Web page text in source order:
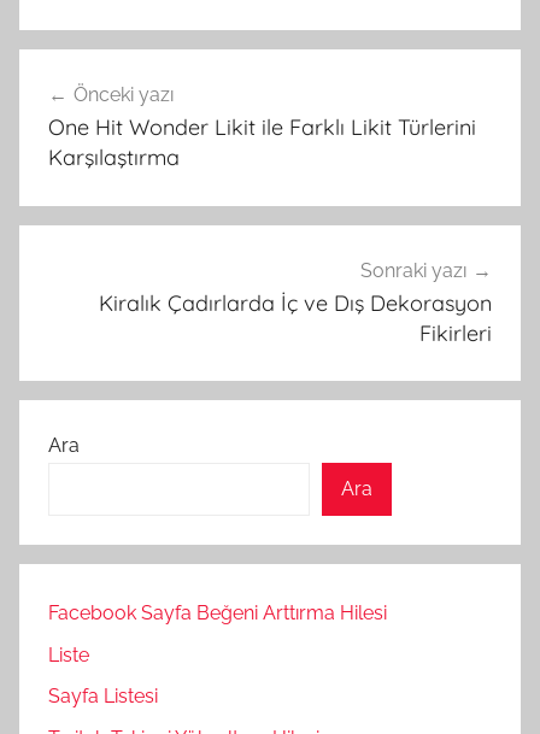
gezinmesi
Önceki yazı
One Hit Wonder Likit ile Farklı Likit Türlerini
Karşılaştırma
Sonraki yazı
Kiralık Çadırlarda İç ve Dış Dekorasyon
Fikirleri
Ara
Ara
Facebook Sayfa Beğeni Arttırma Hilesi
Liste
Sayfa Listesi